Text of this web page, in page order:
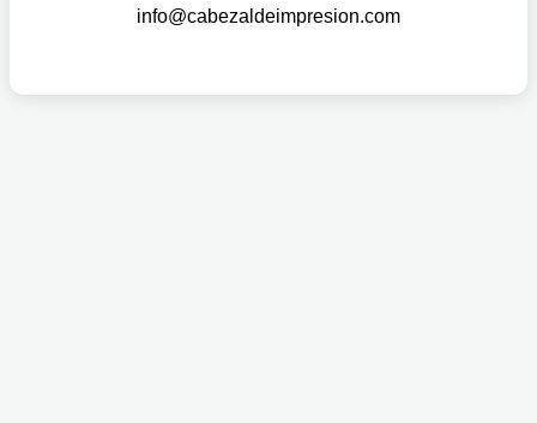
info@cabezaldeimpresion.com